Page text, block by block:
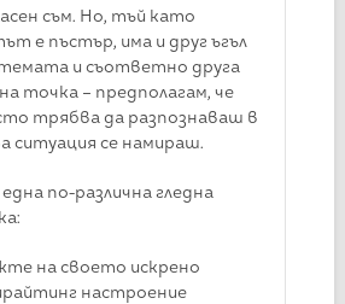
съм. Но, тъй като
е пъстър, има и друг ъгъл
и съответно друга
точка – предполагам, че
трябва да разпознаваш в
ситуация се намираш.
по-различна гледна
на своето искрено
настроение